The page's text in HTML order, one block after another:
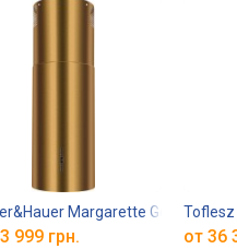
Margarette Gold
999 грн.
Toflesz
от 36